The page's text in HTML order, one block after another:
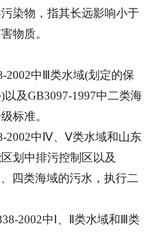
染物，指其长远影响小于
物质。
2002中Ⅲ类水域(划定的保
及GB3097-1997中二类海
标准。
2002中Ⅳ、Ⅴ类水域和山东
划中排污控制区以及
四类海域的污水，执行二
2002中Ⅰ、Ⅱ类水域和Ⅲ类